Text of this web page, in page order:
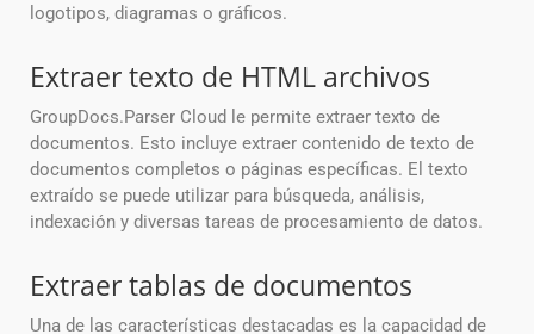
logotipos, diagramas o gráficos.
Extraer texto de HTML archivos
GroupDocs.Parser Cloud le permite extraer texto de
documentos. Esto incluye extraer contenido de texto de
documentos completos o páginas específicas. El texto
extraído se puede utilizar para búsqueda, análisis,
indexación y diversas tareas de procesamiento de datos.
Extraer tablas de documentos
Una de las características destacadas es la capacidad de